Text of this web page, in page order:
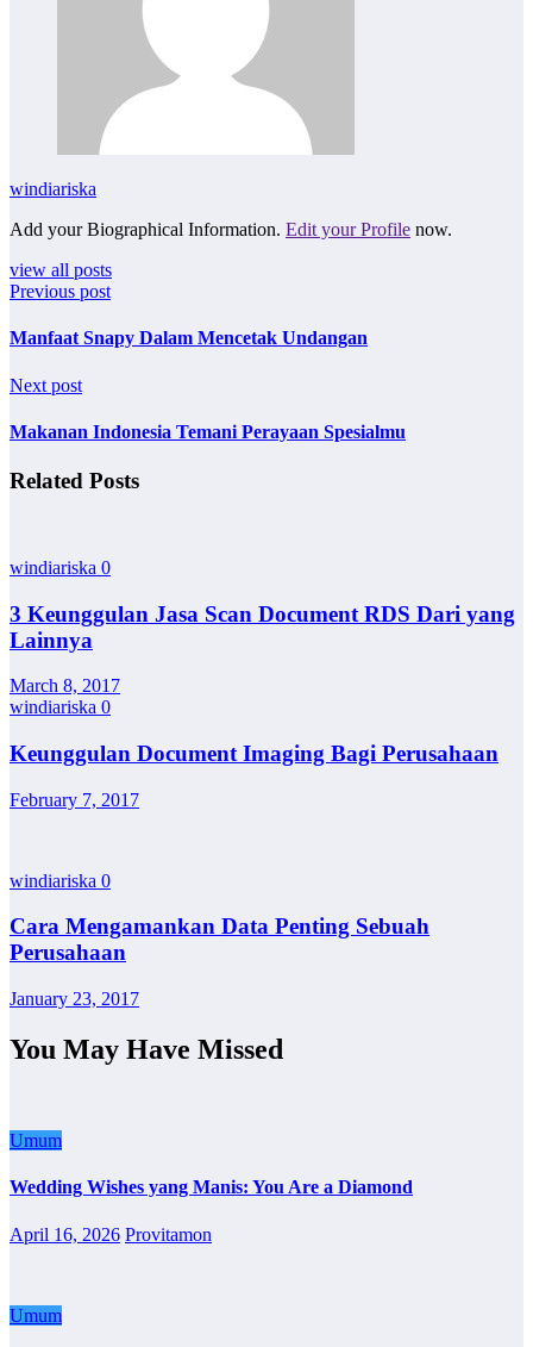
windiariska
Add your Biographical Information. Edit your Profile now.
view all posts
Previous post
Manfaat Snapy Dalam Mencetak Undangan
Next post
Makanan Indonesia Temani Perayaan Spesialmu
Related Posts
windiariska 0
3 Keunggulan Jasa Scan Document RDS Dari yang
Lainnya
March 8, 2017
windiariska 0
Keunggulan Document Imaging Bagi Perusahaan
February 7, 2017
windiariska 0
Cara Mengamankan Data Penting Sebuah
Perusahaan
January 23, 2017
You May Have Missed
Umum
Wedding Wishes yang Manis: You Are a Diamond
April 16, 2026 Provitamon
Umum